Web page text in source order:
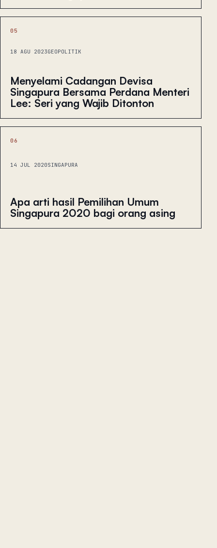
05
18 AGU 2023GEOPOLITIK
Menyelami Cadangan Devisa
Singapura Bersama Perdana Menteri
Lee: Seri yang Wajib Ditonton
06
14 JUL 2020SINGAPURA
Apa arti hasil Pemilihan Umum
Singapura 2020 bagi orang asing